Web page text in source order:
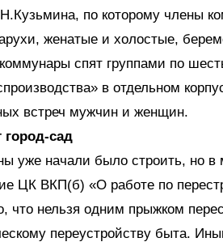
Н.Кузьмина, по которому члены
женатые и холостые,
спят группами по
в отдельном
встреч мужчин и женщин.
город-сад
уже начали было строить, но в
ЦК ВКП(б) «О работе по
что нельзя одним прыжком
переустройству быта.